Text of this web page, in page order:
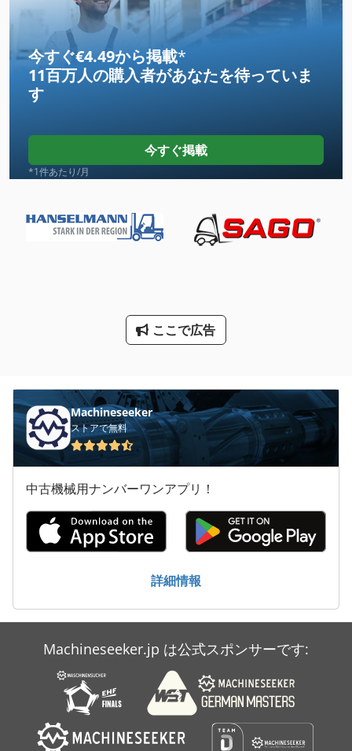
クランプ ユニット
クランプ ロッド トラック
クレーン フック
ツール ラック
トラック
トラック クレーン
トラック ダンプ
フォーク リフトのクレーン アーム
フォーク リフト車
大きな トラック
建設 用 クレーン
歯車 ポンプ
今すぐ€4.49から掲載*
11百万人の購入者があなたを待っていま
す
今すぐ掲載
*1件あたり/月
ここで広告
Machineseeker
ストアで無料
中古機械用ナンバーワンアプリ！
詳細情報
Machineseeker.jp は公式スポンサーです: